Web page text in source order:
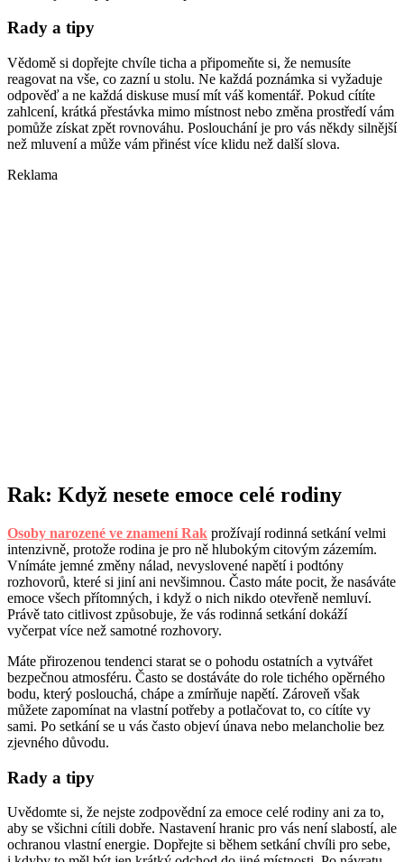
Rady a tipy
Vědomě si dopřejte chvíle ticha a připomeňte si, že nemusíte
reagovat na vše, co zazní u stolu. Ne každá poznámka si vyžaduje
odpověď a ne každá diskuse musí mít váš komentář. Pokud cítíte
zahlcení, krátká přestávka mimo místnost nebo změna prostředí vám
pomůže získat zpět rovnováhu. Poslouchání je pro vás někdy silnější
než mluvení a může vám přinést více klidu než další slova.
Reklama
Rak: Když nesete emoce celé rodiny
Osoby narozené ve znamení Rak prožívají rodinná setkání velmi
intenzivně, protože rodina je pro ně hlubokým citovým zázemím.
Vnímáte jemné změny nálad, nevyslovené napětí i podtóny
rozhovorů, které si jiní ani nevšimnou. Často máte pocit, že nasáváte
emoce všech přítomných, i když o nich nikdo otevřeně nemluví.
Právě tato citlivost způsobuje, že vás rodinná setkání dokáží
vyčerpat více než samotné rozhovory.
Máte přirozenou tendenci starat se o pohodu ostatních a vytvářet
bezpečnou atmosféru. Často se dostáváte do role tichého opěrného
bodu, který poslouchá, chápe a zmírňuje napětí. Zároveň však
můžete zapomínat na vlastní potřeby a potlačovat to, co cítíte vy
sami. Po setkání se u vás často objeví únava nebo melancholie bez
zjevného důvodu.
Rady a tipy
Uvědomte si, že nejste zodpovědní za emoce celé rodiny ani za to,
aby se všichni cítili dobře. Nastavení hranic pro vás není slabostí, ale
ochranou vlastní energie. Dopřejte si během setkání chvíli pro sebe,